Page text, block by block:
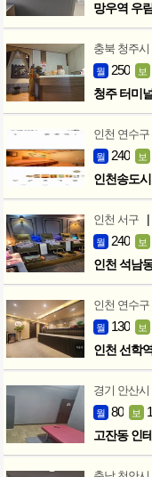
망우역 우
충북 청주시
월 250 보
청주 터미
인천 연수구
월 240 보
인천송도시
인천 서구 |
월 240 보
인천 석남
인천 연수구
월 130 보
인천 선학
경기 안산시
월 80 보
고잔동 인